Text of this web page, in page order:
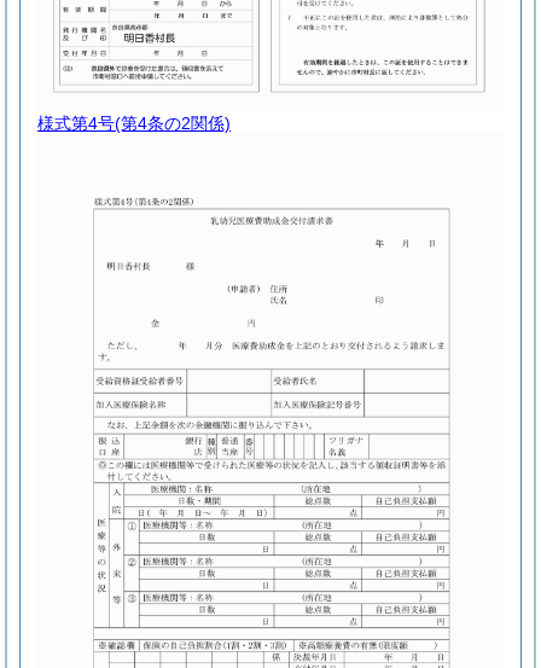
様式第4号(第4条の2関係)